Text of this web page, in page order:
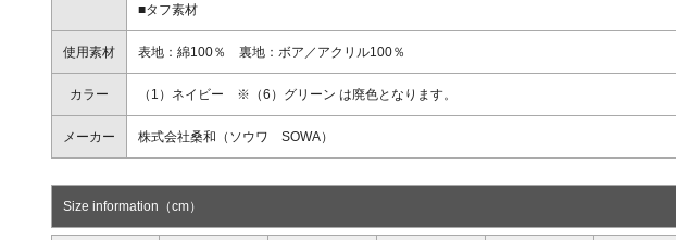
■タフ素材
使用素材 表地：綿100％ 裏地：ボア／アクリル100％
カラー （1）ネイビー ※（6）グリーン は廃色となります。
メーカー 株式会社桑和（ソウワ SOWA）
Size information（cm）